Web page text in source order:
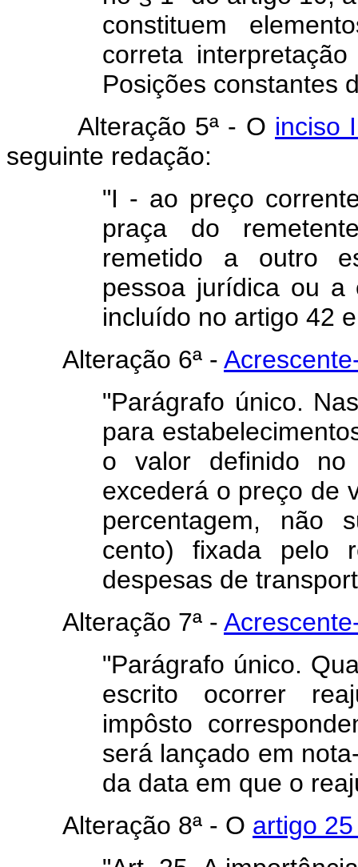
constituem
correta
Posições constantes
Alteração 5ª - O inciso
seguinte redação:
"I - ao preço
praça do
remetido a outro
pessoa jurídica ou a
incluído no artigo 42
Alteração 6ª -
"Parágrafo único.
para
o valor definido
excederá o preço de
percentagem, não
cento) fixada pelo
despesas de
Alteração 7ª -
"Parágrafo único.
escrito ocorrer
impôsto
será lançado em
da data em que o
Alteração 8ª - O artigo